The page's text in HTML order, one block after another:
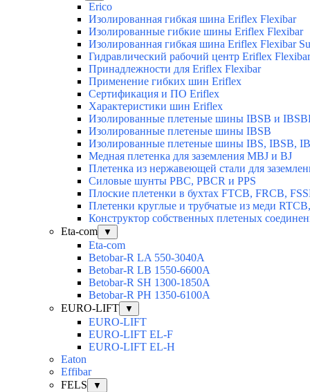
Erico
Изолированная гибкая шина Eriflex Flexibar
Изолированные гибкие шины Eriflex Flexibar
Изолированная гибкая шина Eriflex Flexibar
Гидравлический рабочий центр Eriflex Flexibar
Принадлежности для Eriflex Flexibar
Применение гибких шин Eriflex
Сертификация и ПО Eriflex
Характеристики шин Eriflex
Изолированные плетеные шины IBSB и
Изолированные плетеные шины IBSB
Изолированные плетеные шины IBS, IBSB,
Медная плетенка для заземления MBJ и BJ
Плетенка из нержавеющей стали для
Силовые шунты PBC, PBCR и PPS
Плоские плетенки в бухтах FTCB, FRCB,
Плетенки круглые и трубчатые из меди
Конструктор собственных плетеных
Eta-com
▼
Eta-com
Betobar-R LA 550-3040А
Betobar-R LВ 1550-6600А
Betobar-R SH 1300-1850A
Betobar-R РH 1350-6100А
EURO-LIFT
▼
EURO-LIFT
EURO-LIFT EL-F
EURO-LIFT EL-H
Eaton
Effibar
FELS
▼